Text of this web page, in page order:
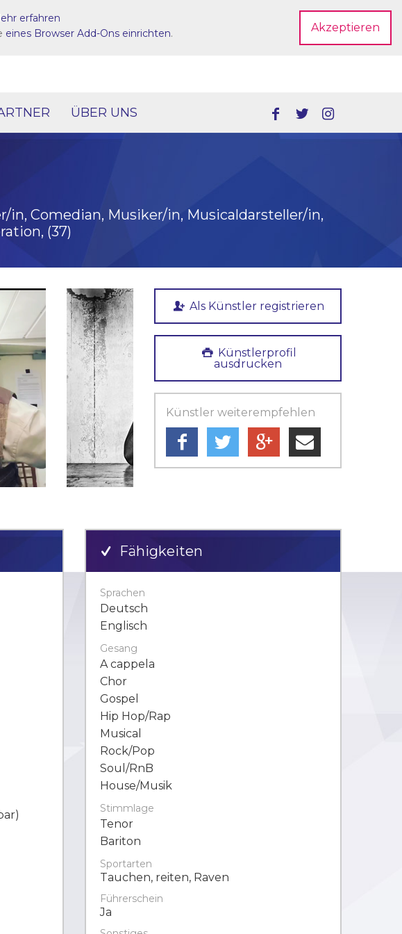
Dein Account
ÜBER UNS
in, Comedian, Musiker/in, Musicaldarsteller/in,
(37)
Als Künstler registrieren
Künstlerprofil
ausdrucken
Künstler weiterempfehlen
Fähigkeiten
Sprachen
Deutsch
Englisch
Gesang
A cappela
Chor
Gospel
Hip Hop/Rap
Musical
Rock/Pop
Soul/RnB
House/Musik
Stimmlage
Tenor
Bariton
Sportarten
Tauchen, reiten, Raven
Führerschein
Ja
Akzeptieren
erfahren
eines Browser Add-Ons einrichten.